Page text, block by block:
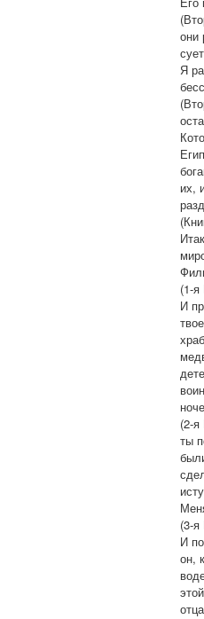
они
Я
их,
(1-
И
(2-
ты
(3-
И
он,